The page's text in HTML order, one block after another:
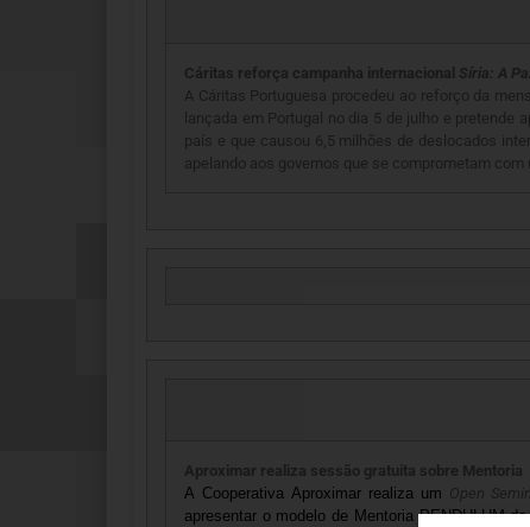
Cáritas reforça campanha internacional Síria: A
A Cáritas Portuguesa procedeu ao reforço da
lançada em Portugal no dia 5 de julho e pretende
país e que causou 6,5 milhões de deslocados
apelando aos governos que se comprometam
Aproximar realiza sessão gratuita sobre Mentoria
A Cooperativa Aproximar realiza um Open
apresentar o modelo de Mentoria PENDULUM